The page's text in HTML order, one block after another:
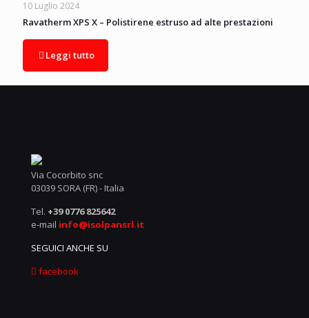
10 Luglio 2024
Ravatherm XPS X – Polistirene estruso ad alte prestazioni
Leggi tutto
Via Cocorbito snc
03039 SORA (FR) - Italia
Tel. +39 0776 825642
e-mail info@isolpansrl.it
SEGUICI ANCHE SU
facebook